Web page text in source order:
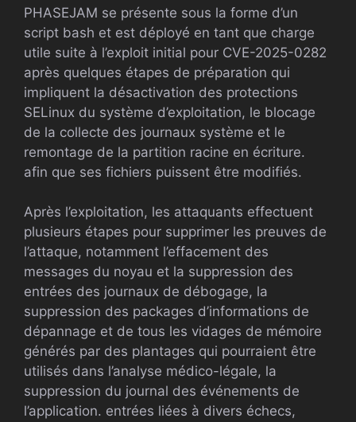
PHASEJAM se présente sous la forme d’un
script bash et est déployé en tant que charge
utile suite à l’exploit initial pour CVE-2025-0282
après quelques étapes de préparation qui
impliquent la désactivation des protections
SELinux du système d’exploitation, le blocage
de la collecte des journaux système et le
remontage de la partition racine en écriture.
afin que ses fichiers puissent être modifiés.
Après l’exploitation, les attaquants effectuent
plusieurs étapes pour supprimer les preuves de
l’attaque, notamment l’effacement des
messages du noyau et la suppression des
entrées des journaux de débogage, la
suppression des packages d’informations de
dépannage et de tous les vidages de mémoire
générés par des plantages qui pourraient être
utilisés dans l’analyse médico-légale, la
suppression du journal des événements de
l’application. entrées liées à divers échecs,